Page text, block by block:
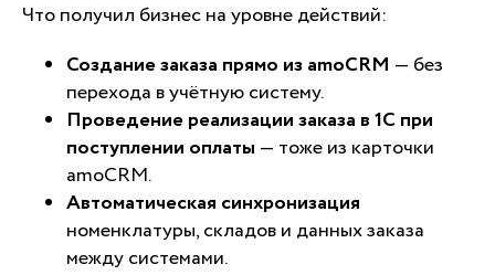
Что получил бизнес на уровне действий:
Создание заказа прямо из amoCRM — без
перехода в учётную систему.
Проведение реализации заказа в 1С при
поступлении оплаты — тоже из карточки
amoCRM.
Автоматическая синхронизация
номенклатуры, складов и данных заказа
между системами.